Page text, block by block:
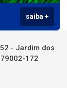
saiba +
- Jardim dos
172